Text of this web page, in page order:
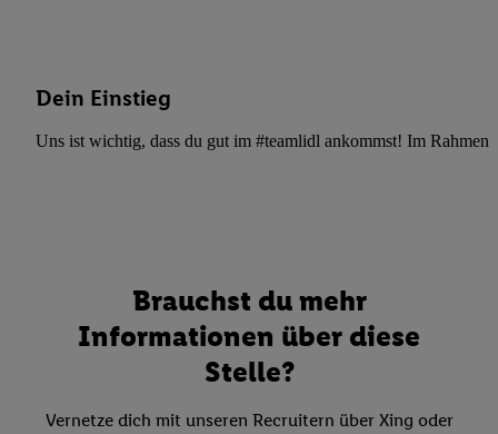
Dein Einstieg
Uns ist wichtig, dass du gut im #teamlidl ankommst! Im Rahmen
Brauchst du mehr
Informationen über diese
Stelle?
Vernetze dich mit unseren Recruitern über Xing oder